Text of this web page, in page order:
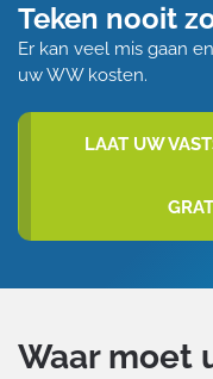
Teken nooit
Er kan veel mis gaan
uw WW kosten.
LAAT UW
Waar moet